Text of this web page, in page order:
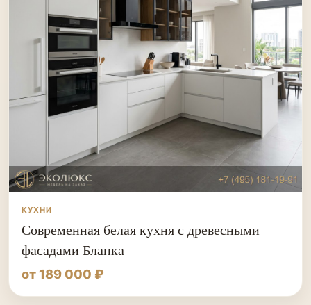
КУХНИ
Современная белая кухня с древесными
фасадами Бланка
от 189 000 ₽